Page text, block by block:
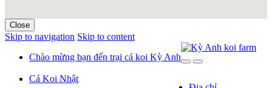
Close
Skip to navigation Skip to content
Chào mừng bạn đến trại cá koi Kỳ Anh
Cá Koi Nhật